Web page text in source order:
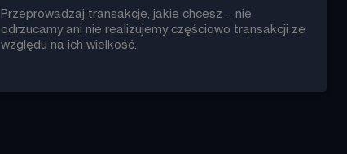
Przeprowadzaj transakcje, jakie chcesz – nie
odrzucamy ani nie realizujemy częściowo transakcji ze
względu na ich wielkość.